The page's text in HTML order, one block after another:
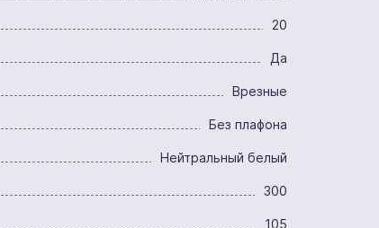
20
Да
Врезные
Без плафона
Нейтральный белый
300
105